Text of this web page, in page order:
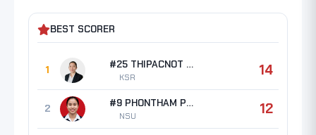
BEST SCORER
1 #25 THIPACNOT Kannika
KSR 14
2 #9 PHONTHAM Papatchaya
NSU 12